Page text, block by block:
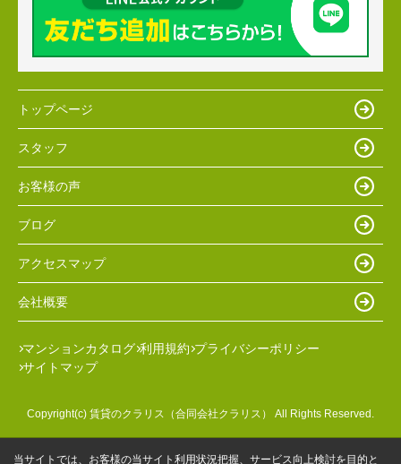
トップページ
スタッフ
お客様の声
ブログ
アクセスマップ
会社概要
マンションカタログ 利用規約 プライバシーポリシー
サイトマップ
Copyright(c) 賃貸のクラリス（合同会社クラリス） All Rights Reserved.
当サイトでは、お客様の当サイト利用状況把握、サービス向上検討を目的と